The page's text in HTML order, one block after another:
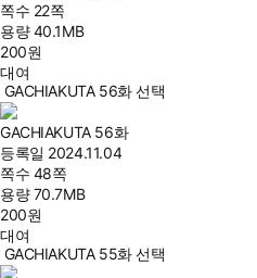
쪽수 22쪽
용량40.1MB
200원
대여
GACHIAKUTA 56화 선택
GACHIAKUTA 56화
등록일 2024.11.04
쪽수 48쪽
용량70.7MB
200원
대여
GACHIAKUTA 55화 선택